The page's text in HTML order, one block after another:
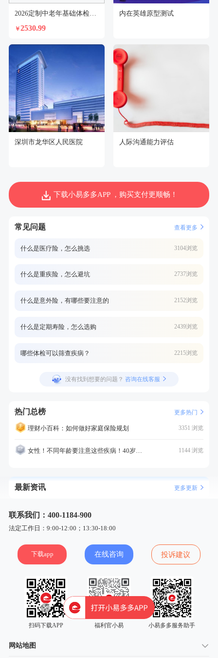
￥2530.99
内在英雄原型测试
深圳市龙华区人民医院 人际沟通能力评估
下载小易多多APP ，购买支付更顺畅！
常见问题 查看更多
什么是医疗险，怎么挑选 3104浏览
什么是重疾险，怎么避坑 2737浏览
什么是意外险，有哪些要注意的 2152浏览
什么是定期寿险，怎么选购 2439浏览
哪些体检可以筛查疾病？ 2215浏览
没有找到想要的问题？ 咨询在线客服
热门总榜 更多热门
理财小百科：如何做好家庭保险规划 3351 浏览
女性！不同年龄要注意这些疾病！40岁的这个疾病最需要注意！ 1144 浏览
最新资讯 更多更新
联系我们：400-1184-900
法定工作日：9:00-12:00；13:30-18:00
下载app 在线咨询 投诉建议
扫码下载APP 福利官小易 小易多多服务助手
网站地图